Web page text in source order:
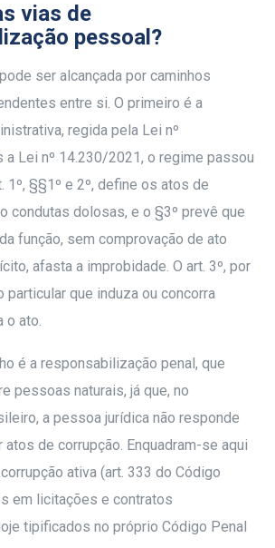
vias de
pessoal?
ser alcançada por caminhos
entre si. O primeiro é a
regida pela Lei nº
a Lei nº 14.230/2021, o regime passou
1º, §§1º e 2º, define os atos de
condutas dolosas, e o §3º prevê que
função, sem comprovação de ato
afasta a improbidade. O art. 3º, por
particular que induza ou concorra
o ato.
é a responsabilização penal, que
pessoas naturais, já que, no
a pessoa jurídica não responde
de corrupção. Enquadram-se aqui
ativa (art. 333 do Código
em licitações e contratos
tipificados no próprio Código Penal